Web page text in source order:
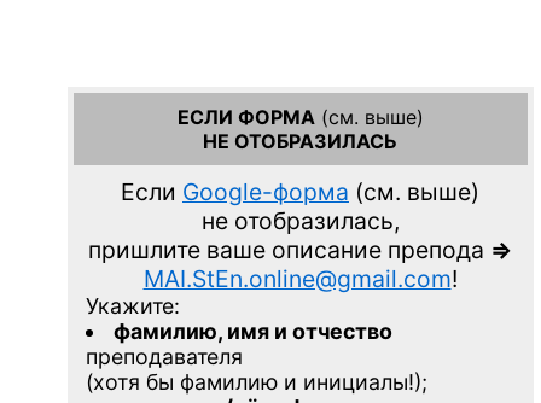
ЕСЛИ ФОРМА (см. выше)
НЕ ОТОБРАЗИЛАСЬ
Если Google-форма (см. выше)
не отобразилась,
пришлите ваше описание препода =>
MAI.StEn.online@gmail.com!
Укажите:
фамилию, имя и отчество
преподавателя
(хотя бы фамилию и инициалы!);